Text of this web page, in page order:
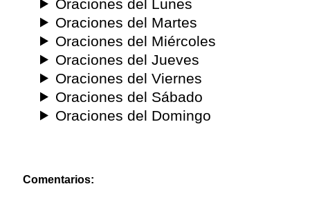
Oraciones del Lunes
Oraciones del Martes
Oraciones del Miércoles
Oraciones del Jueves
Oraciones del Viernes
Oraciones del Sábado
Oraciones del Domingo
Comentarios: